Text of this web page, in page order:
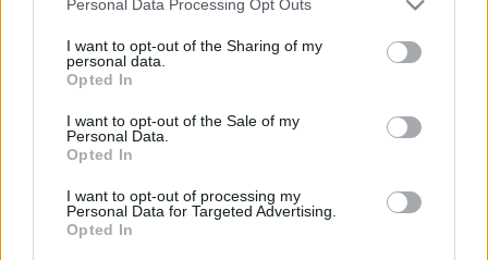
not limited to your visit or usage behaviour. You may click to
grant or deny consent to Google and its third-party tags to
use your data for below specified purposes in below Google
consent section.
Personal Data Processing Opt Outs
I want to opt-out of the Sharing of my
personal data.
Opted In
I want to opt-out of the Sale of my
Personal Data.
Opted In
I want to opt-out of processing my
Personal Data for Targeted Advertising.
Opted In
meccs előtt ? május 19-én a DAAD galériájában, Berlinben,
és a játék után irodalmi-foci-partira kerül sor a berlini
Kulturbrauerei-ben (egykori sörgyárból kialakított
Hungaricum Berlin. Társszervező a DAAD berlini művészeti
programja, a Kulturbrauerei.